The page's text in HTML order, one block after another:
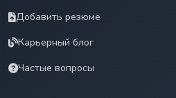
Добавить резюме
Карьерный блог
Частые вопросы